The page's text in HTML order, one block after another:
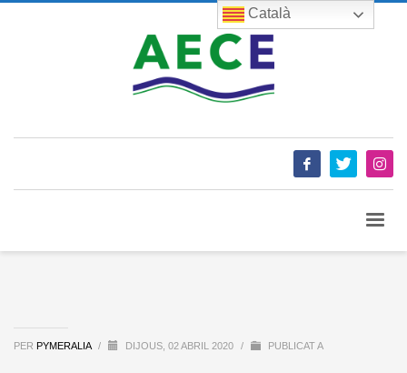
PER PYMERALIA / DIJOUS, 02 ABRIL 2020 / PUBLICAT A
Català